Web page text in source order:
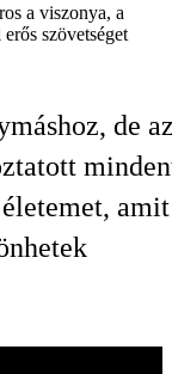
a viszonya, a
szövetséget
de